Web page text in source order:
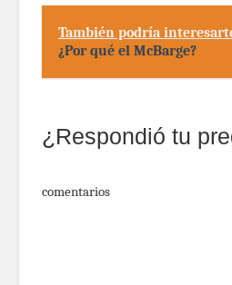
También podría
¿Por qué el McBarge?
¿Respondió tu
comentarios